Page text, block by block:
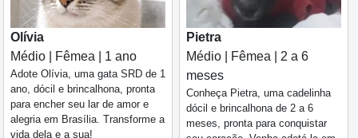
Olívia
Médio | Fêmea | 1 ano
Adote Olívia, uma gata SRD de 1
ano, dócil e brincalhona, pronta
para encher seu lar de amor e
alegria em Brasília. Transforme a
vida dela e a sua!
Pietra
Médio | Fêmea | 2 a 6
meses
Conheça Pietra, uma cadelinha
dócil e brincalhona de 2 a 6
meses, pronta para conquistar